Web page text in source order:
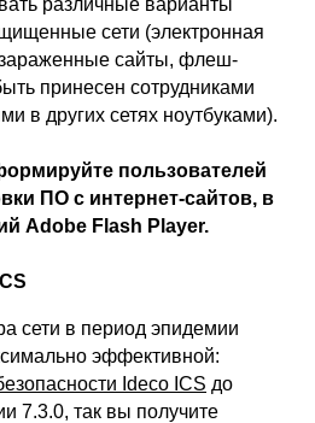
различные варианты
сети (электронная
сайты, флеш-
принесен сотрудниками
в других сетях ноутбуками).
пользователей
ПО с интернет-сайтов, в
Adobe Flash Player.
сети в период эпидемии
эффективной:
Ideco ICS до
7.3.0, так вы получите